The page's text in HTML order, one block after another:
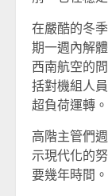
在嚴酷的冬
期一週內解
西南航空的
括對機組人
超負荷運轉。
高階主管們
示現代化的
要幾年時間。